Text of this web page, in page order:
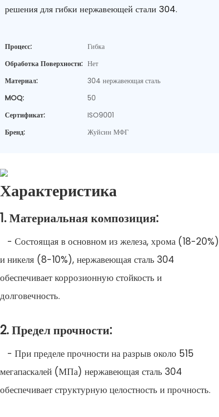
решения для гибки нержавеющей стали 304.
Процесс:
Гибка
Обработка Поверхности: Нет
Материал:
304 нержавеющая сталь
MOQ:
50
Сертификат:
ISO9001
Бренд:
Жуйсин МФГ
Характеристика
1. Материальная композиция:
- Состоящая в основном из железа, хрома (18-20%)
и никеля (8-10%), нержавеющая сталь 304
обеспечивает коррозионную стойкость и
долговечность.
2. Предел прочности:
- При пределе прочности на разрыв около 515
мегапаскалей (МПа) нержавеющая сталь 304
обеспечивает структурную целостность и прочность.